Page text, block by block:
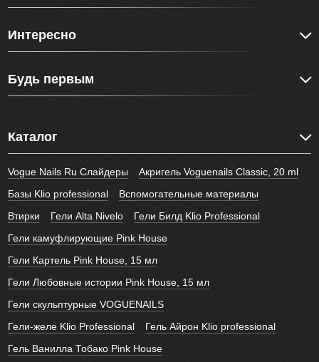
Интересно
Будь первым
Каталог
Vogue Nails Ru Слайдеры
Акригель Voguenails Classic, 20 ml
Базы Klio professional
Вспомогательные материалы
Втирки
Гели Alta Nivelo
Гели Билд Klio Professional
Гели камуфлирующие Pink House
Гели Картель Pink House, 15 мл
Гели Любовные истории Pink House, 15 мл
Гели скульптурные VOGUENAILS
Гели-желе Klio Professional
Гель Айрон Klio professional
Гель Ванилла Тобако Pink House